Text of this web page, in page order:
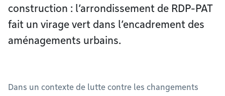
construction : l’arrondissement de RDP-PAT
fait un virage vert dans l’encadrement des
aménagements urbains.
Dans un contexte de lutte contre les changements